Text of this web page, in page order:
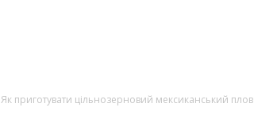
Як приготувати цільнозерновий мексиканський плов